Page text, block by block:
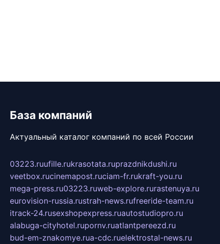
База компаний
Актуальный каталог компаний по всей России
03223.ruufille.rukrasotata.ruprazdnikdushi.ru
veetbox.rucinemapost.ruciam-fr.rukraft-you.ru
mega-press.ru03223.ruweb-explore.rurastenuya.ru
eurovision-russia.rustrah-news.rufreeride-team.ru
itrack-24.rusexshopexpress.ruautostudiopro.ru
alabuga-cityhotel.rupornv.ruatlantpereezd.ru
bud-em-znakomye.rua-cdc.ruelektrostal-news.ru